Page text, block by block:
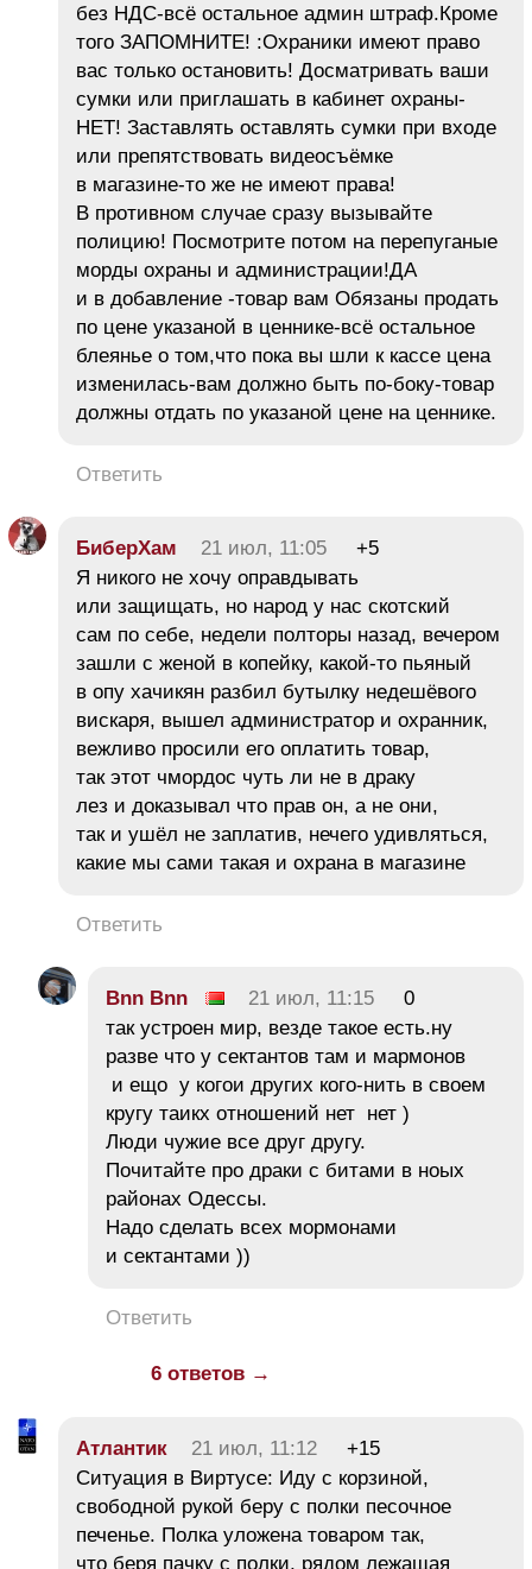
без НДС-всё остальное админ штраф.Кроме
того ЗАПОМНИТЕ! :Охраники имеют право
вас только остановить! Досматривать ваши
сумки или приглашать в кабинет охраны-
НЕТ! Заставлять оставлять сумки при входе
или препятствовать видеосъёмке
в магазине-то же не имеют права!
В противном случае сразу вызывайте
полицию! Посмотрите потом на перепуганые
морды охраны и администрации!ДА
и в добавление -товар вам Обязаны продать
по цене указаной в ценнике-всё остальное
блеянье о том,что пока вы шли к кассе цена
изменилась-вам должно быть по-боку-товар
должны отдать по указаной цене на ценнике.
Ответить
БиберХам 21 июл, 11:05
+5
Я никого не хочу оправдывать
или защищать, но народ у нас скотский
сам по себе, недели полторы назад, вечером
зашли с женой в копейку, какой-то пьяный
в опу хачикян разбил бутылку недешёвого
вискаря, вышел администратор и охранник,
вежливо просили его оплатить товар,
так этот чмордос чуть ли не в драку
лез и доказывал что прав он, а не они,
так и ушёл не заплатив, нечего удивляться,
какие мы сами такая и охрана в магазине
Ответить
Bnn Bnn 21 июл, 11:15
0
так устроен мир, везде такое есть.ну
разве что у сектантов там и мармонов
и ещо у когои других кого-нить в своем
кругу таикх отношений нет нет )
Люди чужие все друг другу.
Почитайте про драки с битами в ноых
районах Одессы.
Надо сделать всех мормонами
и сектантами ))
Ответить
6 ответов →
Атлантик 21 июл, 11:12
+15
Ситуация в Виртусе: Иду с корзиной,
свободной рукой беру с полки песочное
печенье. Полка уложена товаром так,
что беря пачку с полки, рядом лежащая